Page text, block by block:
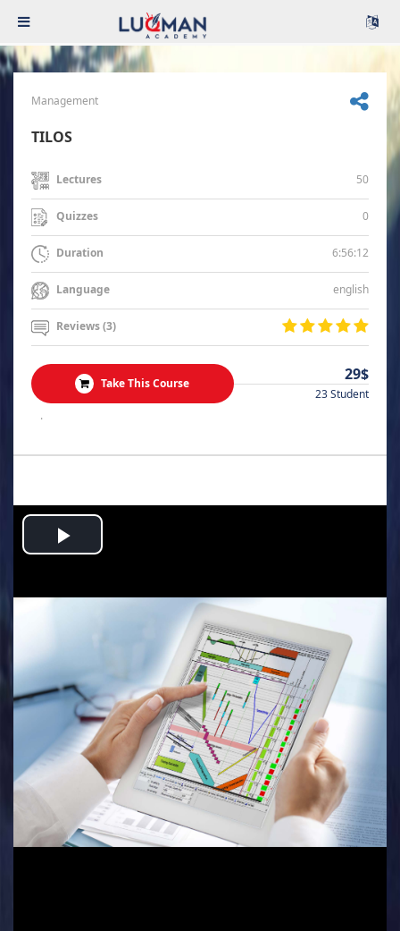
Management
TILOS
Lectures 50
Quizzes 0
Duration 6:56:12
Language english
Reviews (3)
Take This Course 29$
23 Student
.
Play
Video